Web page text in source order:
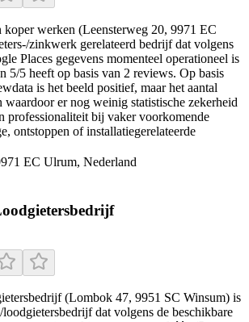
koper werken (Leensterweg 20, 9971 EC
zinkwerk gerelateerd bedrijf dat volgens
Places gegevens momenteel operationeel is
5/5 heeft op basis van 2 reviews. Op basis
is het beeld positief, maar het aantal
er nog weinig statistische zekerheid
professionaliteit bij vaker voorkomende
ontstoppen of installatiegerelateerde
EC Ulrum, Nederland
(Lombok 47, 9951 SC Winsum) is
dat volgens de beschikbare